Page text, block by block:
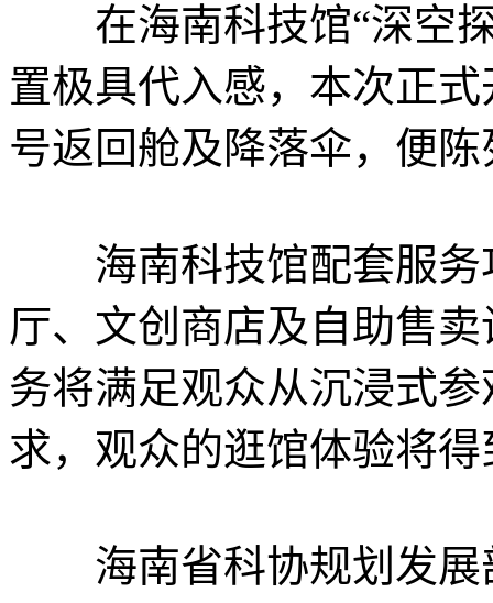
在海南科技馆“深空探
置极具代入感，本次正
号返回舱及降落伞，便
海南科技馆配套服务
厅、文创商店及自助售
务将满足观众从沉浸式
求，观众的逛馆体验将
海南省科协规划发展